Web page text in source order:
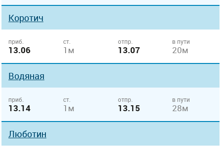
Коротич
приб.
13.06
ст.
1м
отпр.
13.07
в пути
20м
Водяная
приб.
13.14
ст.
1м
отпр.
13.15
в пути
28м
Люботин